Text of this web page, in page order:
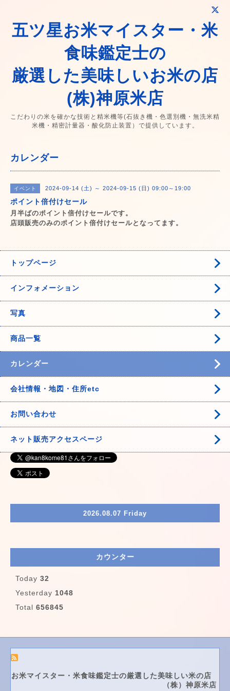
五ツ星お米マイスター・米
食味鑑定士の
厳選した美味しいお米の店
(株)神原米店
こだわりの米を確かな技術と精米機等(石抜き機・色選別機・無洗米精
米機・精密計量器・酸化防止装置）で提供しています。
カレンダー
イベント 2024-09-14 (土) ～ 2024-09-15 (日) 09:00～19:00
ポイント倍付けセール
月半ばのポイント倍付けセールです。
店頭販売のみのポイント倍付けセールとなってます。
トップページ
インフォメーション
写真
商品一覧
カレンダー
会社情報・地図・住所etc
お問い合わせ
ネット販売アクセスページ
2026.08.07 Friday
カウンター
Today 32
Yesterday 1048
Total 656845
お米マイスター・米食味鑑定士の厳選した美味しい米の店
（株）神原米店